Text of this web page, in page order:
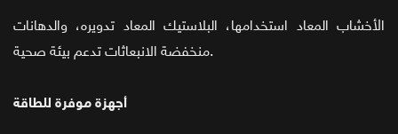
الأخشاب المعاد استخدامها، البلاستيك المعاد تدويره، والدهانات
منخفضة الانبعاثات تدعم بيئة صحية.
أجهزة موفرة للطاقة